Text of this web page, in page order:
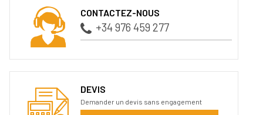
CONTACTEZ-NOUS
+34 976 459 277
DEVIS
Demander un devis sans engagement